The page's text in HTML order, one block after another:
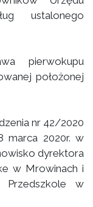
ustalonego
pierwokupu
położonej
nr 42/2020
marca 2020r. w
dyrektora
w Mrowinach i
Przedszkole w